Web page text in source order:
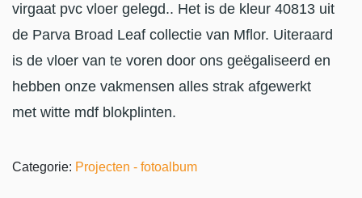
virgaat pvc vloer gelegd.. Het is de kleur 40813 uit
de Parva Broad Leaf collectie van Mflor. Uiteraard
is de vloer van te voren door ons geëgaliseerd en
hebben onze vakmensen alles strak afgewerkt
met witte mdf blokplinten.
Categorie: Projecten - fotoalbum